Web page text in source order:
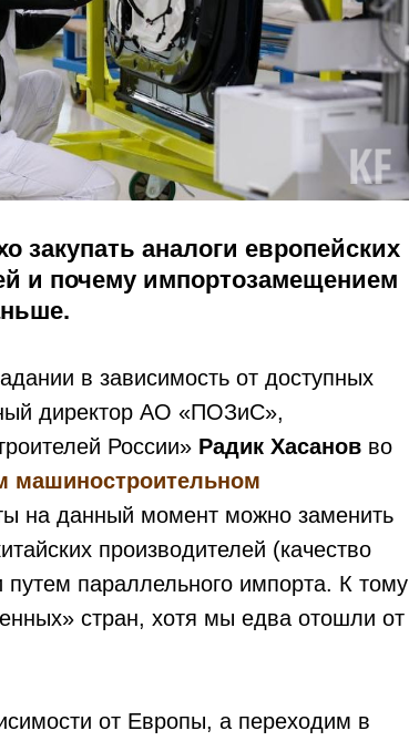
закупать аналоги европейских
и почему импортозамещением
в зависимость от доступных
директор АО «ПОЗиС»,
России» Радик Хасанов во
машиностроительном
на данный момент можно заменить
производителей (качество
путем параллельного импорта. К тому
стран, хотя мы едва отошли от
от Европы, а переходим в